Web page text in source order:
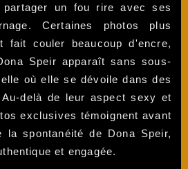
un fou rire avec ses
Certaines photos plus
fait couler beaucoup d'encre,
Speir apparaît sans sous-
où elle se dévoile dans des
delà de leur aspect sexy et
exclusives témoignent avant
spontanéité de Dona Speir,
et engagée.